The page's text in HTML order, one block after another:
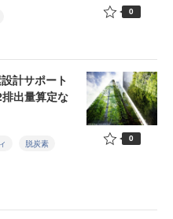
0
計サポート
出量算定な
脱炭素 0